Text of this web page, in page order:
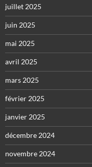
juillet 2025
juin 2025
mai 2025
avril 2025
mars 2025
février 2025
janvier 2025
décembre 2024
novembre 2024